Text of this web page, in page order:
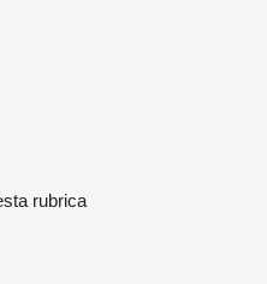
rubrica